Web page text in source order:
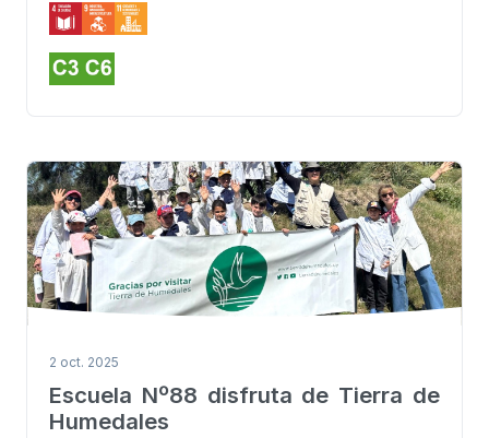
2 oct. 2025
Escuela Nº88 disfruta de Tierra de
Humedales